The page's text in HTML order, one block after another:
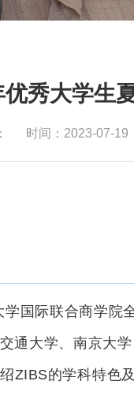
秀大学生
时间：2023-07-19
国际联合商学院
通大学、南京大
ZIBS的学科特色